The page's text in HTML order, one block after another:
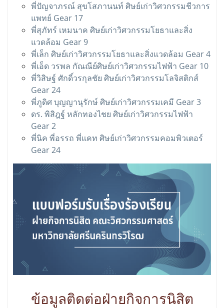
พี่ปัญจาภรณ์ สุขโสภานนท์ ศิษย์เก่าวิศวกรรมชีวการ
แพทย์ Gear 17
พี่สุภัทร์ เหมนาค ศิษย์เก่าวิศวกรรมโยธาและสิ่ง
แวดล้อม Gear 9
พี่เล็ก ศิษย์เก่าวิศวกรรมโยธาและสิ่งแวดล้อม Gear 4
พี่เอ็ด วรพล กัณณีย์ศิษย์เก่าวิศวกรรมไฟฟ้า Gear 10
พี่วิสิษฐ์ ศักดิ์วรกุลชัย ศิษย์เก่าวิศวกรรมโลจิสติกส์
Gear 24
พี่ภูดิศ บุญญานุรักษ์ ศิษย์เก่าวิศวกรรมเคมี Gear 3
ดร. พิสิฎฐ์ หลักทองไชย ศิษย์เก่าวิศวกรรมไฟฟ้า
Gear 2
พี่นิค พี่อรรถ พี่แคท ศิษย์เก่าวิศวกรรมคอมพิวเตอร์
Gear 24
ข้อมูลติดต่อฝ่ายกิจการนิสิต